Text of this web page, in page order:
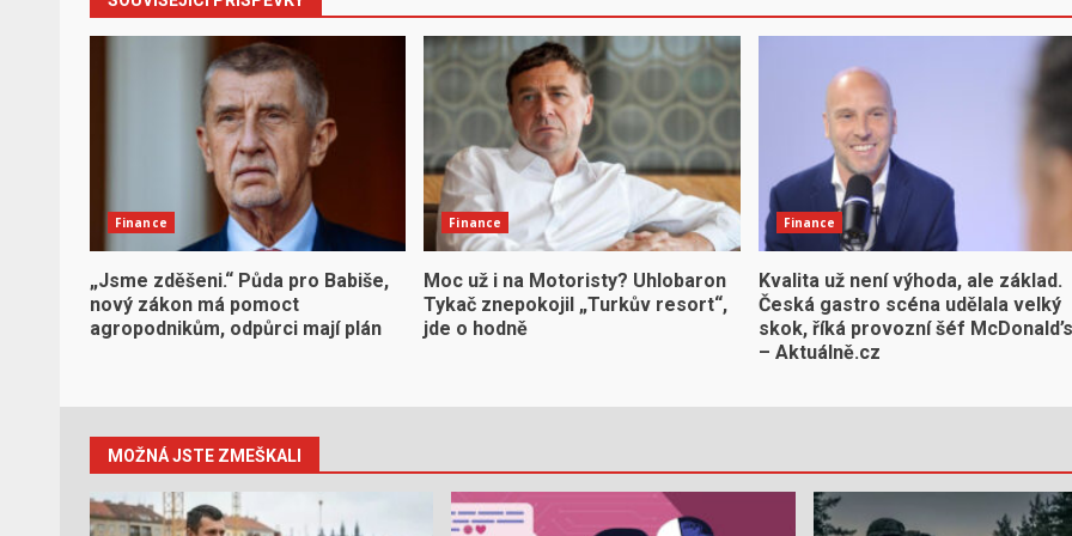
Finance
„Jsme zděšeni.“ Půda pro Babiše,
nový zákon má pomoct
agropodnikům, odpůrci mají plán
Finance
Moc už i na Motoristy? Uhlobaron
Tykač znepokojil „Turkův resort“,
jde o hodně
Finance
Kvalita už není výhoda, ale základ.
Česká gastro scéna udělala velký
skok, říká provozní šéf McDonald’s
– Aktuálně.cz
MOŽNÁ JSTE ZMEŠKALI